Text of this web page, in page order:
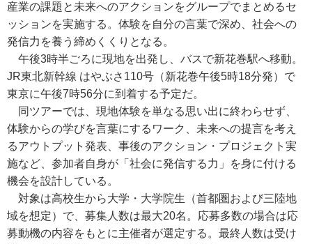
産業の課題と未来へのアクションをグループでまとめるセ
ッションを実施する。体験を自分の言葉で深め、社会への
発信力を養う締めくくりとなる。
午後3時半ごろに現地を出発し、バスで新花巻駅へ移動。
JR東北新幹線 はやぶさ110号（新花巻午後5時18分発）で
東京に午後7時56分に到着する予定だ。
同ツアーでは、現地体験を単なる思い出に終わらせず、
体験からの学びを言葉にするワーク、未来への提言を考え
るアウトプット発表、事後のアクション・プロジェクト実
施など、参加者自身が「社会に発信する力」を身に付ける
機会を設計している。
対象は高校生から大学・大学院生（首都圏および三陸地
域を想定）で、募集人数は最大20名。応募多数の場合は応
募動機の内容をもとに主催者が選定する。最終人数は受け